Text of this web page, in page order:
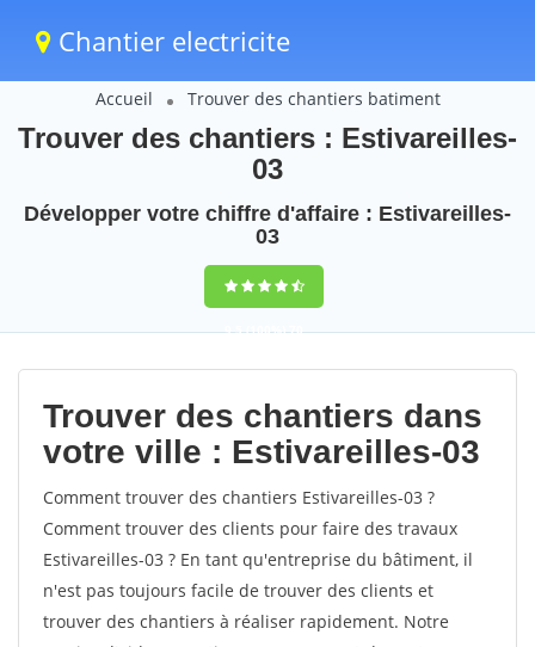
Chantier electricite
Accueil Trouver des chantiers batiment
Trouver des chantiers : Estivareilles-
03
Développer votre chiffre d'affaire : Estivareilles-
03
9,5(100%)70
votes
Trouver des chantiers dans
votre ville : Estivareilles-03
Comment trouver des chantiers Estivareilles-03 ?
Comment trouver des clients pour faire des travaux
Estivareilles-03 ? En tant qu'entreprise du bâtiment, il
n'est pas toujours facile de trouver des clients et
trouver des chantiers à réaliser rapidement. Notre